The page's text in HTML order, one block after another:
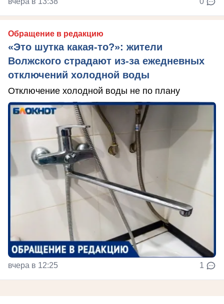
Обращение в редакцию
«Это шутка какая-то?»: жители
Волжского страдают из‑за ежедневных
отключений холодной воды
Отключение холодной воды не по плану
вчера в 12:25 1